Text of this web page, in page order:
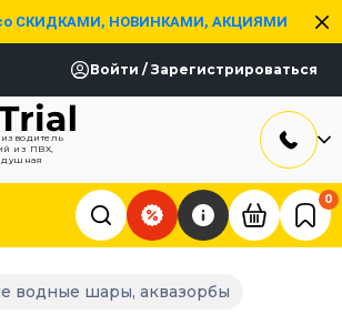
СКИДКАМИ, НОВИНКАМИ, АКЦИЯМИ
Войти / Зарегистрироваться
из ПВХ,
0
водные шары, аквазорбы